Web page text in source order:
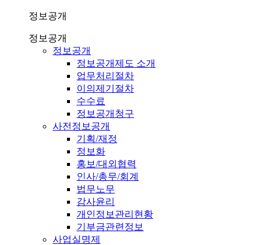
정보공개
정보공개
정보공개
정보공개제도 소개
업무처리절차
이의제기절차
수수료
정보공개청구
사전정보공개
기획/재정
정보화
홍보/대외협력
인사/총무/회계
법무노무
감사윤리
개인정보관리현황
기부금관련정보
사업실명제